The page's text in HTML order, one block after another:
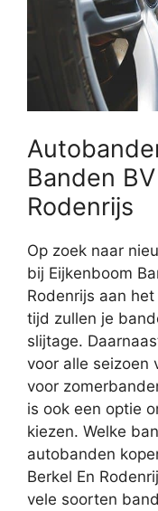
Banden
Rodenrijs
Op zoek naar
bij Eijkenboom
Rodenrijs aan
tijd zullen je
slijtage.
voor alle seizoen
voor
is ook een optie
kiezen. Welke
autobanden
Berkel En
vele soorten